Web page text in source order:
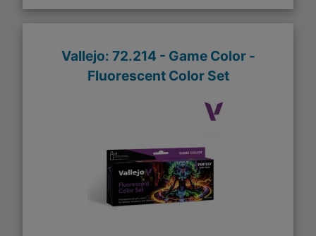
Vallejo: 72.214 - Game Color -
Fluorescent Color Set